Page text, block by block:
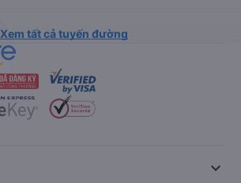
Xem tất cả tuyến đường
keyboard_arrow_down